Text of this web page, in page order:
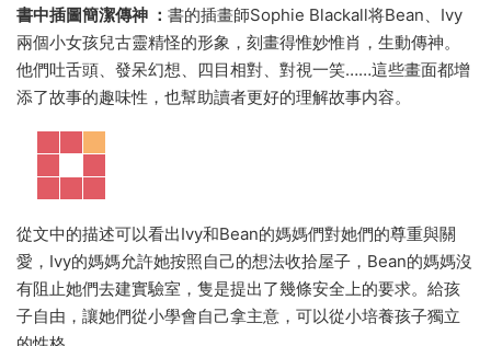
書中插圖簡潔傳神 ： 書的插畫師Sophie Blackall将Bean、Ivy
兩個小女孩兒古靈精怪的形象，刻畫得惟妙惟肖，生動傳神。
他們吐舌頭、發呆幻想、四目相對、對視一笑……這些畫面都增
添了故事的趣味性，也幫助讀者更好的理解故事内容。
從文中的描述可以看出Ivy和Bean的媽媽們對她們的尊重與關
愛，Ivy的媽媽允許她按照自己的想法收拾屋子，Bean的媽媽沒
有阻止她們去建實驗室，隻是提出了幾條安全上的要求。給孩
子自由，讓她們從小學會自己拿主意，可以從小培養孩子獨立